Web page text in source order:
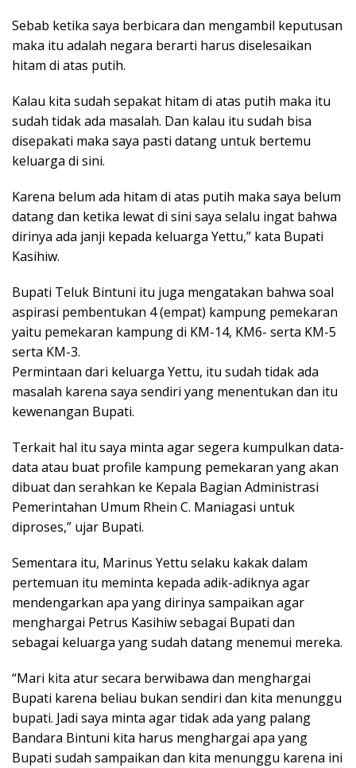
Sebab ketika saya berbicara dan mengambil keputusan
maka itu adalah negara berarti harus diselesaikan
hitam di atas putih.
Kalau kita sudah sepakat hitam di atas putih maka itu
sudah tidak ada masalah. Dan kalau itu sudah bisa
disepakati maka saya pasti datang untuk bertemu
keluarga di sini.
Karena belum ada hitam di atas putih maka saya belum
datang dan ketika lewat di sini saya selalu ingat bahwa
dirinya ada janji kepada keluarga Yettu,” kata Bupati
Kasihiw.
Bupati Teluk Bintuni itu juga mengatakan bahwa soal
aspirasi pembentukan 4 (empat) kampung pemekaran
yaitu pemekaran kampung di KM-14, KM6- serta KM-5
serta KM-3.
Permintaan dari keluarga Yettu, itu sudah tidak ada
masalah karena saya sendiri yang menentukan dan itu
kewenangan Bupati.
Terkait hal itu saya minta agar segera kumpulkan data-
data atau buat profile kampung pemekaran yang akan
dibuat dan serahkan ke Kepala Bagian Administrasi
Pemerintahan Umum Rhein C. Maniagasi untuk
diproses,” ujar Bupati.
Sementara itu, Marinus Yettu selaku kakak dalam
pertemuan itu meminta kepada adik-adiknya agar
mendengarkan apa yang dirinya sampaikan agar
menghargai Petrus Kasihiw sebagai Bupati dan
sebagai keluarga yang sudah datang menemui mereka.
“Mari kita atur secara berwibawa dan menghargai
Bupati karena beliau bukan sendiri dan kita menunggu
bupati. Jadi saya minta agar tidak ada yang palang
Bandara Bintuni kita harus menghargai apa yang
Bupati sudah sampaikan dan kita menunggu karena ini